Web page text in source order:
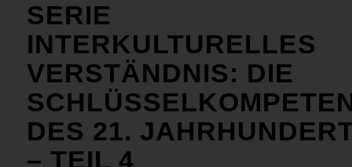
SERIE
INTERKULTURELLES
VERSTÄNDNIS: DIE
DES 21.
– TEIL 4